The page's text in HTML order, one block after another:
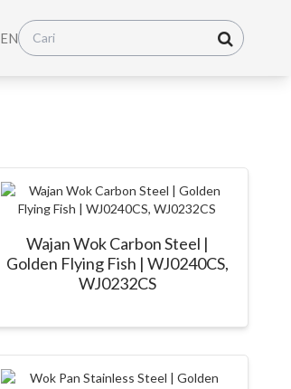
EN
Wajan Wok Carbon Steel |
Golden Flying Fish | WJ0240CS,
WJ0232CS